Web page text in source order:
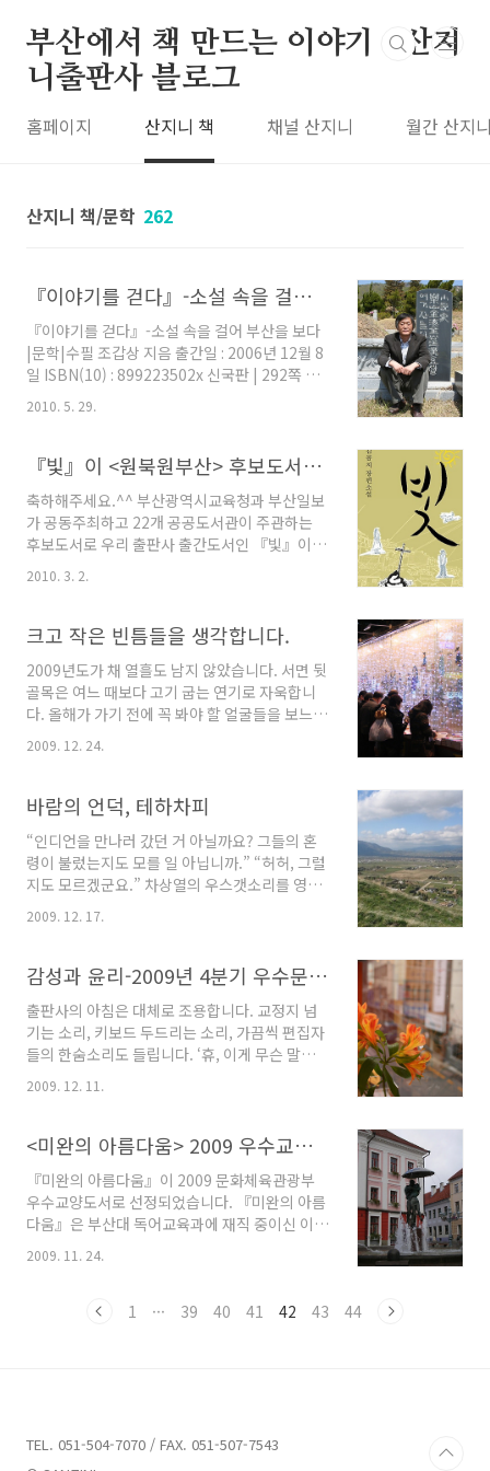
부산에서 책 만드는 이야기 : 산지
니출판사 블로그
홈페이지 산지니 책 채널 산지니 월간 산지
산지니 책/문학 262
『이야기를 걷다』-소설 속을 걸어 부산을 보다
『이야기를 걷다』-소설 속을 걸어 부산을 보다
|문학|수필 조갑상 지음 출간일 : 2006년 12월 8
일 ISBN(10) : 899223502x 신국판 | 292쪽 소
설을 통해 부산이라는 도시의 지난날과 오늘을
살펴본다. 소설 속의 인물들이 걸어 다녔던 길을
해보고 달라진 지금의 모습을 살펴본다. 글쓴이
를 졸업하고 동아대대학원에서 「김정한소설연
구」로 문학박사학위를 받았다. 1980년 동아일
보 신춘문예에 단편소설 「혼자웃기」가 당선되
어 작품 활동을 하면서 경성대 국어국문학과에서
나타난 부산의 의미』(2000), 공저『춘향..
2010. 5. 29.
『빛』이 <원북원부산> 후보도서로 선정되었네요.
축하해주세요.^^ 부산광역시교육청과 부산일보
가 공동주최하고 22개 공공도서관이 주관하는
후보도서로 우리 출판사 출간도서인 『빛』이 선
정되었다는 소식이네요. 은 부산시민의 독서생활
화를 위해 펼치고 있는 ‘범시민 독서생활화 운동’
시민투표를 통해 뽑는답니다. 1~2월 각계각층 독
교수님, 사서선생님, 문학가 등으로 구성된 운영
위원회에서 엄정한 심사를 거쳐 최종 10종의 후
보도서를 선정하여 시민투표를 통해 최종 한 권
의 책을 뽑는데요. 올해 그 후보도서로 김곰치 소
가 후보도서로 선정되었는데 안타깝게도(우리 입
장에서^^) 신경숙 ..
2010. 3. 2.
크고 작은 빈틈들을 생각합니다.
2009년도가 채 열흘도 남지 않았습니다. 서면 뒷
골목은 여느 때보다 고기 굽는 연기로 자욱합니
다. 올해가 가기 전에 꼭 봐야 할 얼굴들을 보느라
그럴 테지요. 영광독서토론회가 열린 서점 앞도
북적거립니다. 올해가 가기 전에 꼭 봐야 할 책 한
의 크고 작은 ‘빈틈’을 채워줄 한 권의 책이 절실
해지는 때입니다. 영광도서 앞에서 책을 고르고
있는 부산 시민들 제138회 독서토론회의 대상도
서였던 은 한 해를 마무리하며 읽기 좋은, 우리 안
의 ‘빈틈’을 떠올리게 만드는 소설입니다. ‘아내
를 두고’라는 소설을 보면, 다음과 같은 문장이 나
틈을 눈여겨보지 않고, 그간 살아..
2009. 12. 24.
바람의 언덕, 테하차피
“인디언을 만나러 갔던 거 아닐까요? 그들의 혼
령이 불렀는지도 모를 일 아닙니까.” “허허, 그럴
지도 모르겠군요.” 차상열의 우스갯소리를 영감
들 성지였어요. 한국식으로 말하면 기가 모인 곳
기만 조금 돌려놓았다고 그러지요.” (211쪽) 소
설을 읽다 보면 이야기 속 배경과 인물들을 상상
하게 된다. 지난 10월에 나온 조갑상 교수님의 신
작 「테하차피의 달」을 읽다 보니 테하차피가
있는 미국 모하비 사막의 풍경과 황량한 사막 한
가운데 자리한 태고사란 절이 어떤 모습일까 궁
덕'이라는 뜻의 인디언 말이란다. 과거에 인디언
이 ..
2009. 12. 17.
감성과 윤리-2009년 4분기 우수문학도서로 선정되었습니다!
출판사의 아침은 대체로 조용합니다. 교정지 넘
기는 소리, 키보드 두드리는 소리, 가끔씩 편집자
들의 한숨소리도 들립니다. ‘휴, 이게 무슨 말이
벼운 탄식을 내쉬기도 합니다. 그러던 한순간,
들 모두 놀라고 말았습니다. 가 2009년 4분기 문
학나눔 우수문학도서에 선정되었다고 합니다. 기
쁜 소식을 듣고 마음이 화사해집니다. 이번 분기
평론․수필․희곡 분야의 지원 대상 저서는 모두
53권(평론 14권, 수필 36권, 희곡 3권)이었는데,
1차와 본심을 거쳐 총 다섯 권의 책이 선정되었습
이션』 웅진지식하우스 4 김정환..
2009. 12. 11.
<미완의 아름다움> 2009 우수교양도서 선정
『미완의 아름다움』이 2009 문화체육관광부
우수교양도서로 선정되었습니다. 『미완의 아름
다움』은 부산대 독어교육과에 재직 중이신 이상
금 교수님이 20여 년간 틈틈이 써 온 글을 정리한
산문집입니다. 인생을 살면서 느낀 아름다움이나
성원으로서 바라본 우리 사회의 문제점 등을 감
바라본 우리 문화의 문제점에 대해서도 일침을
놓고 있죠. 또한 독문학 전공자답게 미완의 아름
2009. 11. 24.
1 ··· 39 40 41 42 43 44
TEL. 051-504-7070 / FAX. 051-507-7543